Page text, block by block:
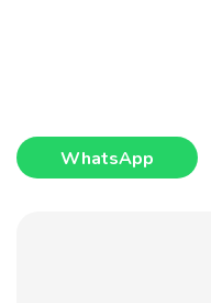
WhatsApp